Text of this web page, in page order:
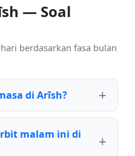
— Soal
berdasarkan fasa bulan
di Arīsh?
malam ini di